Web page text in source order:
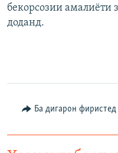
бекорсозии амалиёти
доданд.
Ба дигарон фиристед